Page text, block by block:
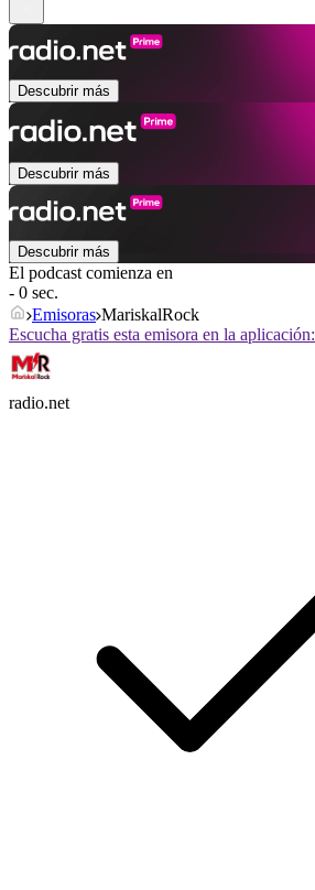
Descubrir más
Descubrir más
Descubrir más
El podcast comienza en
- 0 sec.
Emisoras MariskalRock
Escucha gratis esta emisora en la aplicación:
radio.net